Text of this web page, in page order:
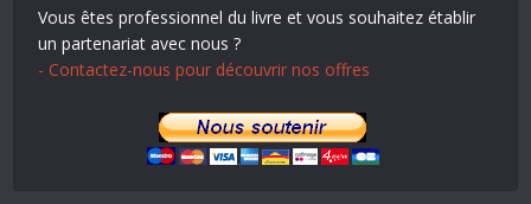
Vous êtes professionnel du livre et vous souhaitez établir
un partenariat avec nous ?
- Contactez-nous pour découvrir nos offres